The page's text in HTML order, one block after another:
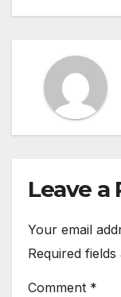
Leave a
Your email
Required
Comment *